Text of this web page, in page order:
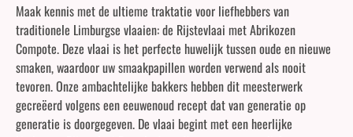
Maak kennis met de ultieme traktatie voor liefhebbers van
traditionele Limburgse vlaaien: de Rijstevlaai met Abrikozen
Compote. Deze vlaai is het perfecte huwelijk tussen oude en nieuwe
smaken, waardoor uw smaakpapillen worden verwend als nooit
tevoren. Onze ambachtelijke bakkers hebben dit meesterwerk
gecreëerd volgens een eeuwenoud recept dat van generatie op
generatie is doorgegeven. De vlaai begint met een heerlijke